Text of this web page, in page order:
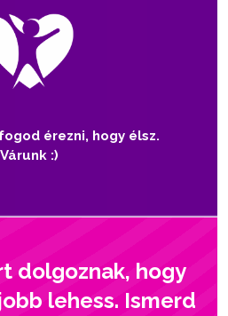
érezni, hogy élsz.
Várunk :)
dolgoznak, hogy
lehess. Ismerd